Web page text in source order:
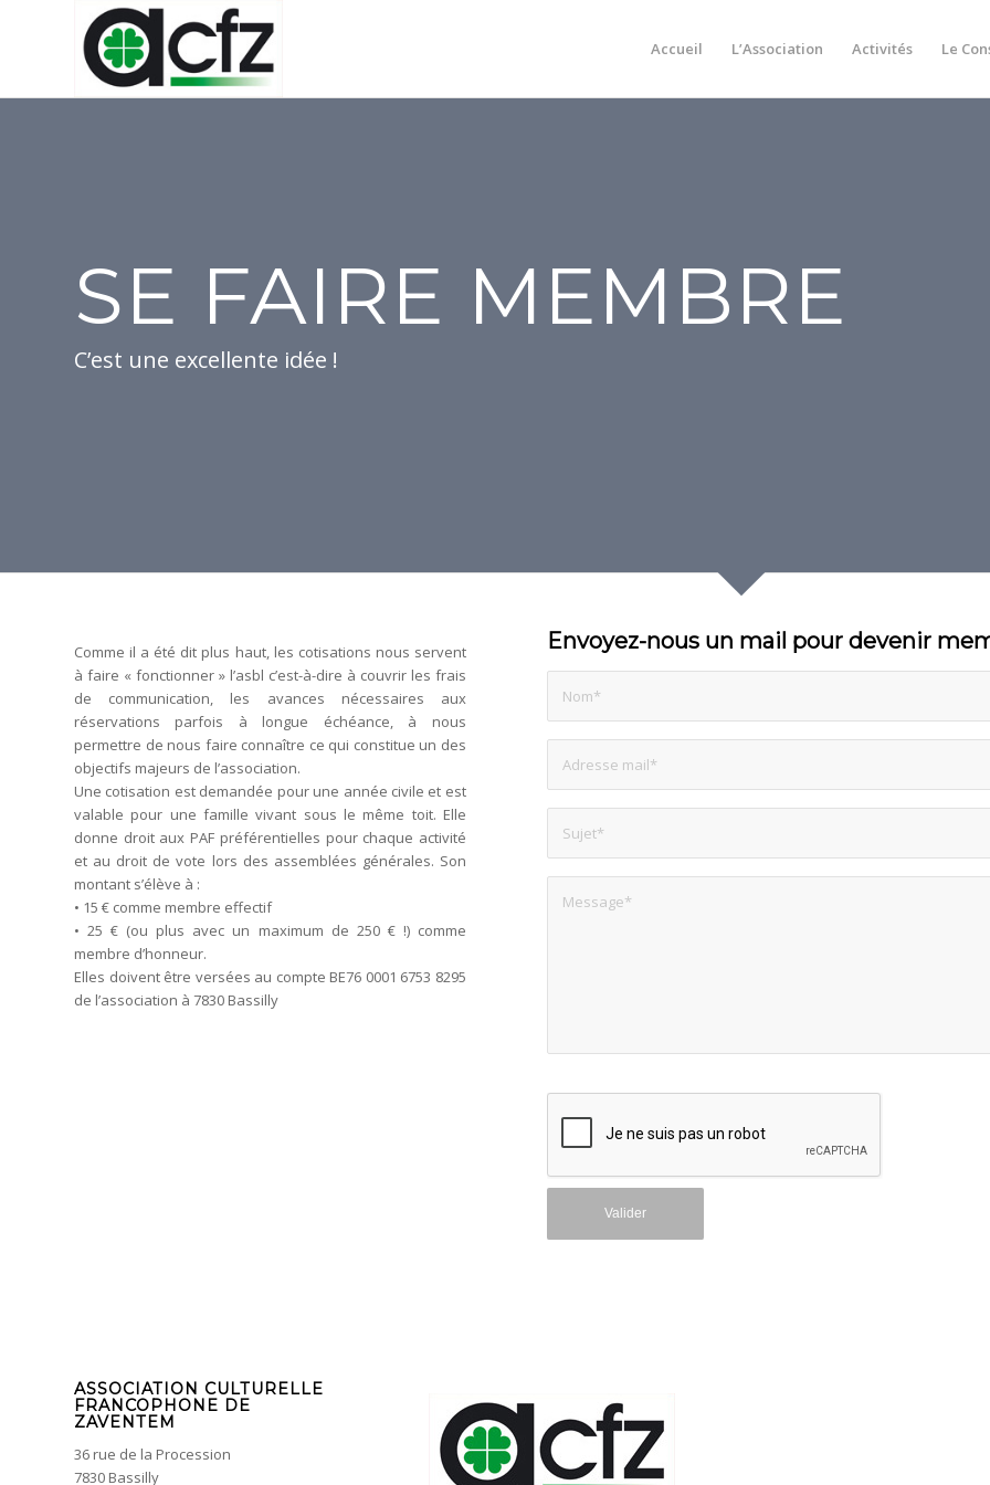
Accueil L’Association Activités Le
SE FAIRE MEMBRE
C’est une excellente idée !
Comme il a été dit plus haut, les cotisations nous servent
à faire « fonctionner » l’asbl c’est-à-dire à couvrir les frais
de communication, les avances nécessaires aux
réservations parfois à longue échéance, à nous
permettre de nous faire connaître ce qui constitue un des
objectifs majeurs de l’association.
Une cotisation est demandée pour une année civile et est
valable pour une famille vivant sous le même toit. Elle
donne droit aux PAF préférentielles pour chaque activité
et au droit de vote lors des assemblées générales. Son
montant s’élève à :
• 15 € comme membre effectif
• 25 € (ou plus avec un maximum de 250 € !) comme
membre d’honneur.
Elles doivent être versées au compte BE76 0001 6753 8295
de l’association à 7830 Bassilly
Envoyez-nous un mail pour devenir
ASSOCIATION CULTURELLE
FRANCOPHONE DE
ZAVENTEM
36 rue de la Procession
7830 Bassilly